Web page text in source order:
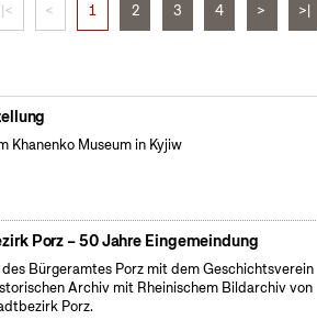
|< < 1 2 3 4 > >|
Khanenko Museum in Kyjiw
Porz – 50 Jahre Eingemeindung
Bürgeramtes Porz mit dem Geschichtsverein
Archiv mit Rheinischem Bildarchiv von
Porz.